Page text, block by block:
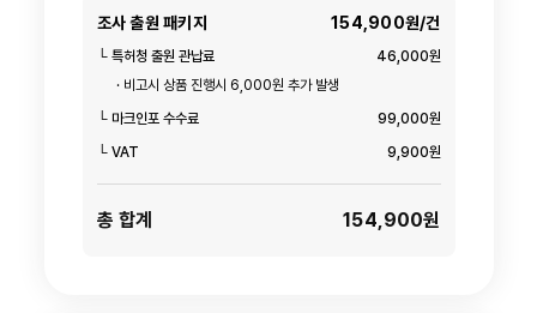
조사 출원 패키지 154,900원/건
└ 특허청 출원 관납료
46,000원
· 비고시 상품 진행시 6,000원 추가 발생
└ 마크인포 수수료
99,000원
└ VAT
9,900원
총 합계 154,900원